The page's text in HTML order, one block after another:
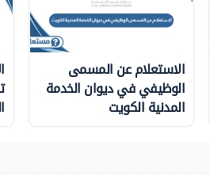
الاستعلام عن المسمى
الوظيفي في ديوان الخدمة
المدنية الكويت